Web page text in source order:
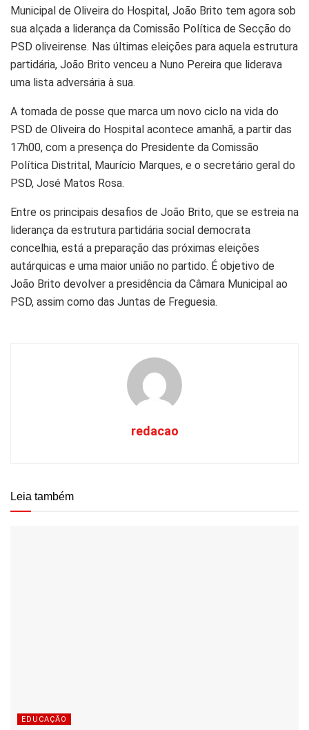
Municipal de Oliveira do Hospital, João Brito tem agora sob
sua alçada a liderança da Comissão Política de Secção do
PSD oliveirense. Nas últimas eleições para aquela estrutura
partidária, João Brito venceu a Nuno Pereira que liderava
uma lista adversária à sua.
A tomada de posse que marca um novo ciclo na vida do
PSD de Oliveira do Hospital acontece amanhã, a partir das
17h00, com a presença do Presidente da Comissão
Política Distrital, Maurício Marques, e o secretário geral do
PSD, José Matos Rosa.
Entre os principais desafios de João Brito, que se estreia na
liderança da estrutura partidária social democrata
concelhia, está a preparação das próximas eleições
autárquicas e uma maior união no partido. É objetivo de
João Brito devolver a presidência da Câmara Municipal ao
PSD, assim como das Juntas de Freguesia.
redacao
Leia também
EDUCAÇÃO